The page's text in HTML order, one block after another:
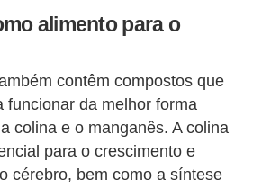
alimento para o
contêm compostos que
funcionar da melhor forma
colina e o manganês. A colina
para o crescimento e
cérebro, bem como a síntese